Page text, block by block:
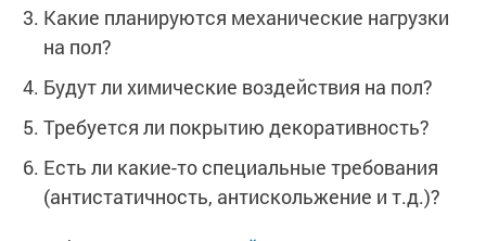
Промышленные ремонтные покрытия для металла
Сопутствующие товары
Толстослойные грунт-эмали
Алюминиевые краски
Сопутствующие товары
Морозостойкие краски
Морозостойкие краски для бетонных полов
Морозостойкие краски для фасада
Сопутствующие товары
Какие планируются механические нагрузки
на пол?
Будут ли химические воздействия на пол?
Требуется ли покрытию декоративность?
Есть ли какие-то специальные требования
(антистатичность, антискольжение и т.д.)?